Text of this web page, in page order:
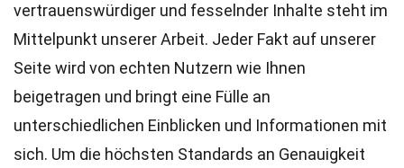
vertrauenswürdiger und fesselnder Inhalte steht im
Mittelpunkt unserer Arbeit. Jeder Fakt auf unserer
Seite wird von echten Nutzern wie Ihnen
beigetragen und bringt eine Fülle an
unterschiedlichen Einblicken und Informationen mit
sich. Um die höchsten Standards an Genauigkeit